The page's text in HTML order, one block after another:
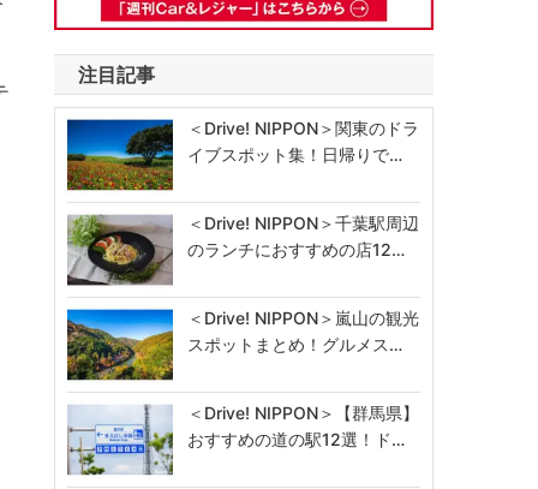
注目記事
＜Drive! NIPPON＞関東のドラ
イブスポット集！日帰りで…
＜Drive! NIPPON＞千葉駅周辺
のランチにおすすめの店12…
＜Drive! NIPPON＞嵐山の観光
スポットまとめ！グルメス…
＜Drive! NIPPON＞【群馬県】
おすすめの道の駅12選！ド…